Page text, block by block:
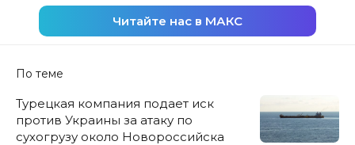
Читайте нас в МАКС
По теме
Турецкая компания подает иск
против Украины за атаку по
сухогрузу около Новороссийска